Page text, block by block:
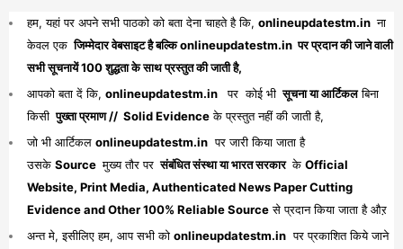
हम, यहां पर अपने सभी पाठको को बता देना चाहते है कि, onlineupdatestm.in ना
केवल एक जिम्मेदार वेबसाइट है बल्कि onlineupdatestm.in पर प्रदान की जाने वाली
सभी सूचनायें 100 शुद्धता के साथ प्रस्तुत की जाती है,
आपको बता दें कि, onlineupdatestm.in पर कोई भी सूचना या आर्टिकलबिना
किसी पुख्ता प्रमाण // Solid Evidenceके प्रस्तुत नहीं की जाती है,
जो भी आर्टिकल onlineupdatestm.in पर जारी किया जाता है
उसके Source मुख्य तौर पर संबंधित संस्था या भारत सरकार के Official
Website, Print Media, Authenticated News Paper Cutting
Evidence and Other 100% Reliable Sourceसे प्रदान किया जाता है औऱ
अन्त मे, इसीलिए हम, आप सभी को onlineupdatestm.in पर प्रकाशित किये जाने